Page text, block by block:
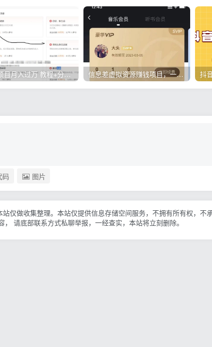
微头条项目月入过万 教程+分析详解 信息差虚拟资源赚钱项目，一单赚上百块，简单操作适合所有人
码 图片
仅做收集整理。本站仅提供信息存储空间服务，不拥有所有权，不
请底部联系方式私聊举报，一经查实，本站将立刻删除。